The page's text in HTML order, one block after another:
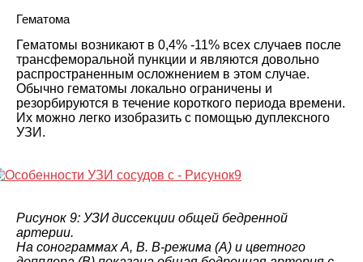
Гематома
Гематомы возникают в 0,4% -11% всех случаев после
трансфеморальной пункции и являются довольно
распространенным осложнением в этом случае.
Обычно гематомы локально ограничены и
резорбируются в течение короткого периода времени.
Их можно легко изобразить с помощью дуплексного
УЗИ.
Рисунок 9: УЗИ диссекции общей бедренной
артерии.
На сонограммах A, B. B-режима (A) и цветного